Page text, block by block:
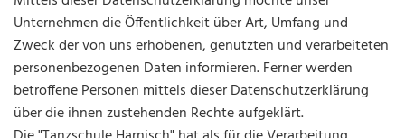
Unternehmen die Öffentlichkeit über Art, Umfang und
Zweck der von uns erhobenen, genutzten und verarbeiteten
personenbezogenen Daten informieren. Ferner werden
betroffene Personen mittels dieser Datenschutzerklärung
über die ihnen zustehenden Rechte aufgeklärt.